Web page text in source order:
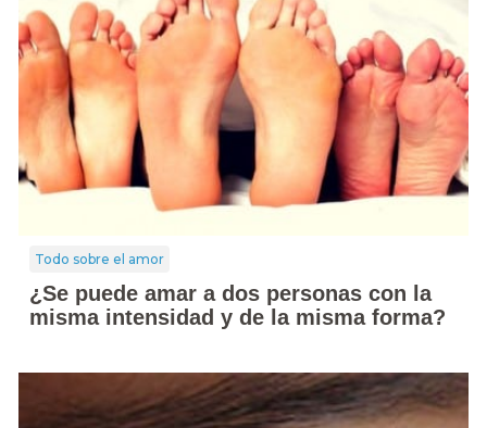
Todo sobre el amor
¿Se puede amar a dos personas con la
misma intensidad y de la misma forma?